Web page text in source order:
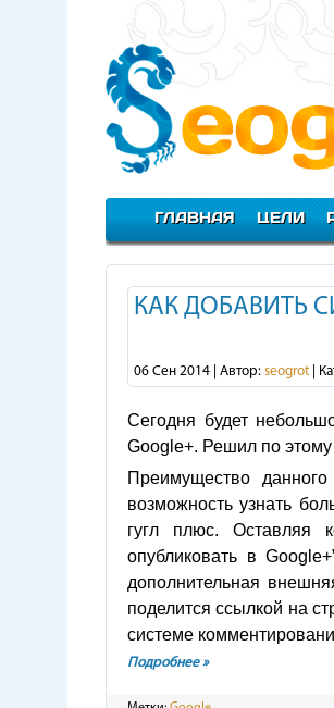
ГЛАВНАЯ ЦЕЛИ
КАК ДОБАВИТЬ
06 Сен 2014 | Автор: seogrot |
Сегодня будет
Google+. Решил по этому
Преимущество
возможность узнать
гугл плюс. Оставляя
опубликовать в
дополнительная
поделится ссылкой на
системе
Подробнее »